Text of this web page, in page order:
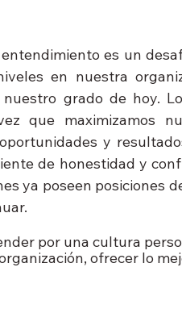
es un
en nuestra
grado de hoy.
que maximizamos
y
de honestidad y
ya poseen posiciones
por una cultura
ofrecer lo